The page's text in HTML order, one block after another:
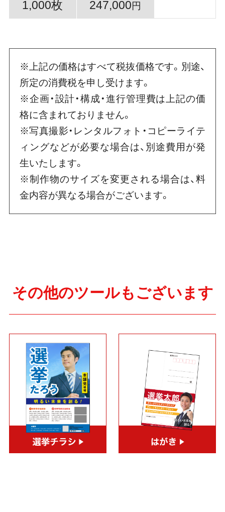
1,000枚 247,000円
※上記の価格はすべて税抜価格です。別途、
所定の消費税を申し受けます。
※企画・設計・構成・進行管理費は上記の価
格に含まれておりません。
※写真撮影・レンタルフォト・コピーライテ
ィングなどが必要な場合は、別途費用が発
生いたします。
※制作物のサイズを変更される場合は、料
金内容が異なる場合がございます。
その他のツールもございます